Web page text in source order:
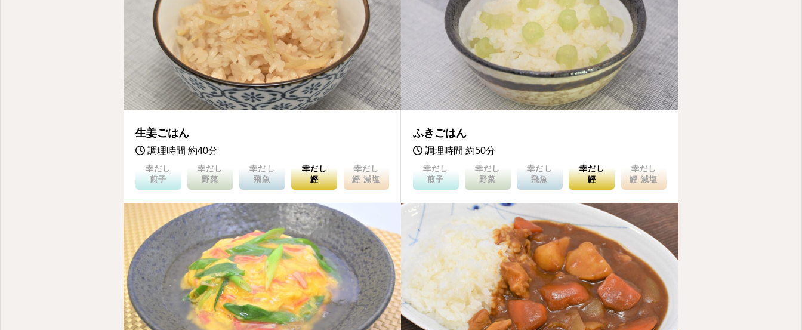
生姜ごはん
調理時間 約40分
幸だし
煎子
幸だし
野菜
幸だし
飛魚
幸だし
鰹
幸だし
鰹 減塩
ふきごはん
調理時間 約50分
幸だし
煎子
幸だし
野菜
幸だし
飛魚
幸だし
鰹
幸だし
鰹 減塩